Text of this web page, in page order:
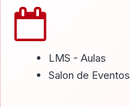
LMS - Aulas
Salon de Eventos